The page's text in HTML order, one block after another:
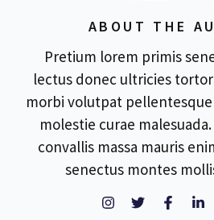
ABOUT THE
Pretium lorem primis
lectus donec ultricies
morbi volutpat
molestie curae
convallis massa mauris
senectus montes